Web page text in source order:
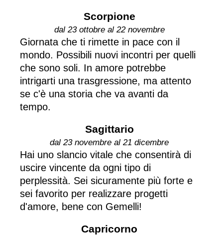
Scorpione
dal 23 ottobre al 22 novembre
Giornata che ti rimette in pace con il
mondo. Possibili nuovi incontri per quelli
che sono soli. In amore potrebbe
intrigarti una trasgressione, ma attento
se c'è una storia che va avanti da
tempo.
Sagittario
dal 23 novembre al 21 dicembre
Hai uno slancio vitale che consentirà di
uscire vincente da ogni tipo di
perplessità. Sei sicuramente più forte e
sei favorito per realizzare progetti
d'amore, bene con Gemelli!
Capricorno